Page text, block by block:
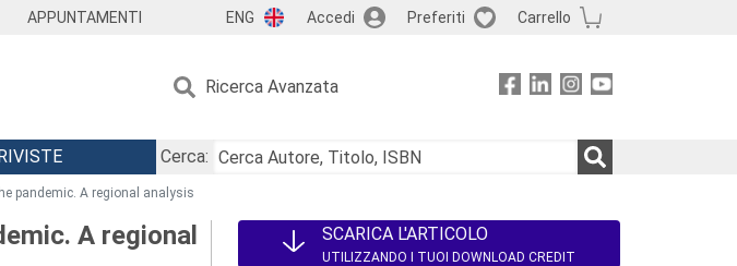
APPUNTAMENTI ENG Accedi Preferiti Carrello
Ricerca Avanzata
Cerca:
pandemic. A regional analysis
A regional
SCARICA L'ARTICOLO
UTILIZZANDO I TUOI DOWNLOAD CREDIT